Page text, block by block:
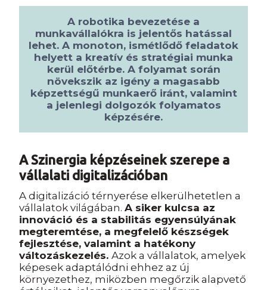
A robotika bevezetése a
munkavállalókra is jelentős hatással
lehet. A monoton, ismétlődő feladatok
helyett a kreatív és stratégiai munka
kerül előtérbe. A folyamat során
növekszik az igény a magasabb
képzettségű munkaerő iránt, valamint
a jelenlegi dolgozók folyamatos
képzésére.
A Szinergia képzéseinek szerepe a
vállalati digitalizációban
A digitalizáció térnyerése elkerülhetetlen a
vállalatok világában. A siker kulcsa az
innováció és a stabilitás egyensúlyának
megteremtése, a megfelelő készségek
fejlesztése, valamint a hatékony
változáskezelés. Azok a vállalatok, amelyek
képesek adaptálódni ehhez az új
környezethez, miközben megőrzik alapvető